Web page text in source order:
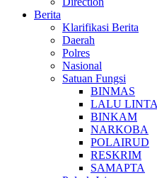
Berita
Klarifikasi Berita
Daerah
Polres
Nasional
Satuan Fungsi
BINMAS
LALU
BINKAM
NARKOBA
POLAIRUD
RESKRIM
SAMAPTA